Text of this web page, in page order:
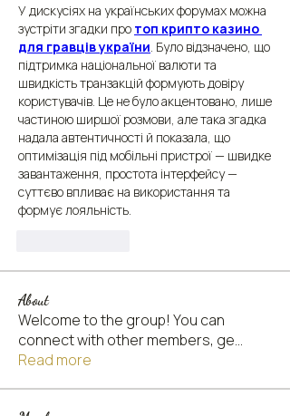
У дискусіях на українських форумах можна
зустріти згадки про топ крипто казино
для гравців україни . Було відзначено, що
підтримка національної валюти та
швидкість транзакцій формують довіру
користувачів. Це не було акцентовано, лише
частиною ширшої розмови, але така згадка
надала автентичності й показала, що
оптимізація під мобільні пристрої — швидке
завантаження, простота інтерфейсу —
суттєво впливає на використання та
формує лояльність.
About
Welcome to the group! You can
connect with other members, ge...
Read more